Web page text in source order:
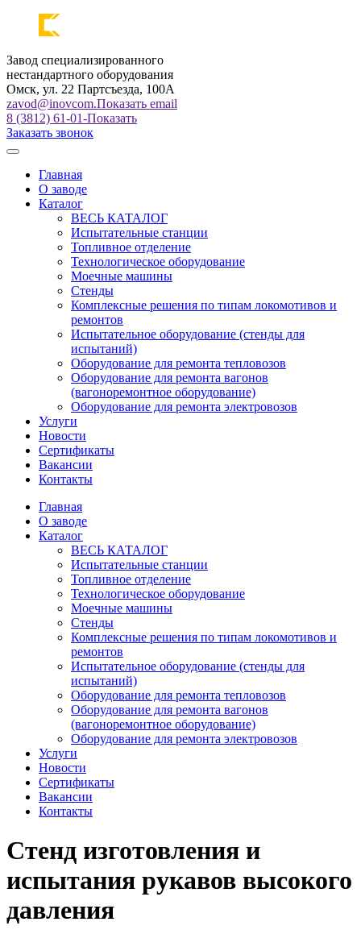
Завод специализированного
нестандартного оборудования
Омск, ул. 22 Партсъезда, 100А
zavod@inovcom.Показать email
8 (3812) 61-01-Показать
Заказать звонок
Главная
О заводе
Каталог
ВЕСЬ КАТАЛОГ
Испытательные станции
Топливное отделение
Технологическое оборудование
Моечные машины
Стенды
Комплексные решения по типам локомотивов и
ремонтов
Испытательное оборудование (стенды для
испытаний)
Оборудование для ремонта тепловозов
Оборудование для ремонта вагонов
(вагоноремонтное оборудование)
Оборудование для ремонта электровозов
Услуги
Новости
Сертификаты
Вакансии
Контакты
Главная
О заводе
Каталог
ВЕСЬ КАТАЛОГ
Испытательные станции
Топливное отделение
Технологическое оборудование
Моечные машины
Стенды
Комплексные решения по типам локомотивов и
ремонтов
Испытательное оборудование (стенды для
испытаний)
Оборудование для ремонта тепловозов
Оборудование для ремонта вагонов
(вагоноремонтное оборудование)
Оборудование для ремонта электровозов
Услуги
Новости
Сертификаты
Вакансии
Контакты
Стенд изготовления и
испытания рукавов высокого
давления